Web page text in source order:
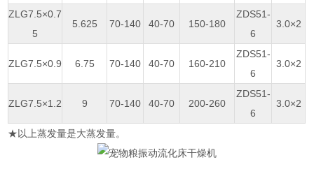
ZLG7.5×0.7
5
5.625 70-140 40-70 150-180
ZDS51-
6
3.0×2
ZLG7.5×0.9 6.75 70-140 40-70 160-210
ZDS51-
6
3.0×2
ZLG7.5×1.2 9 70-140 40-70 200-260
ZDS51-
6
3.0×2
★以上蒸发量是大蒸发量。